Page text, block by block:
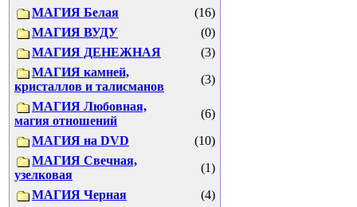
МАГИЯ Белая
(16)
МАГИЯ ВУДУ
(0)
МАГИЯ ДЕНЕЖНАЯ
(3)
МАГИЯ камней,
кристаллов и талисманов
(3)
МАГИЯ Любовная,
магия отношений
(6)
МАГИЯ на DVD
(10)
МАГИЯ Свечная,
узелковая
(1)
МАГИЯ Черная
(4)